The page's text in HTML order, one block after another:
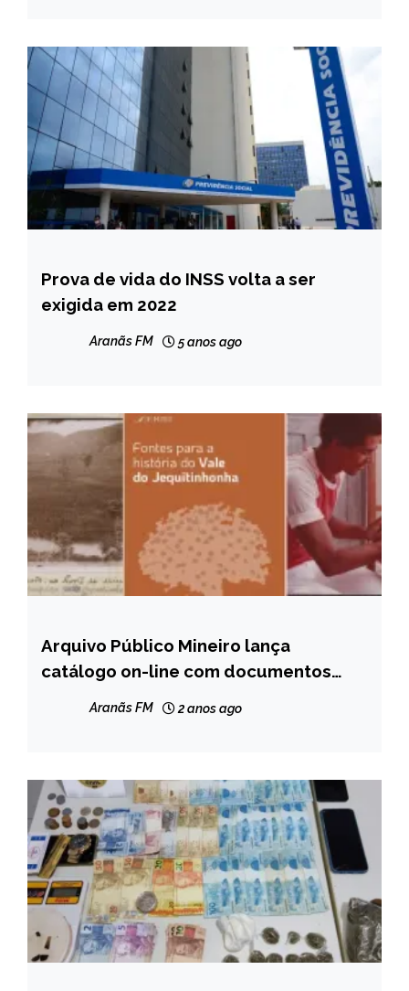
BRASIL
NOTÍCIAS
Prova de vida do INSS volta a ser
exigida em 2022
Aranãs FM 5 anos ago
CAPELINHA
MINAS
Arquivo Público Mineiro lança
catálogo on-line com documentos
Aranãs FM 2 anos ago